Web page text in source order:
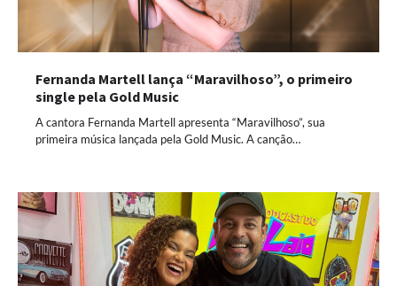
Fernanda Martell lança “Maravilhoso”, o primeiro
single pela Gold Music
A cantora Fernanda Martell apresenta “Maravilhoso”, sua
primeira música lançada pela Gold Music. A canção…